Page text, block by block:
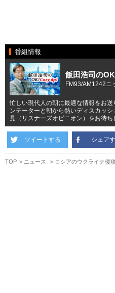
番組情報
飯田浩司の
FM93/AM1242
忙しい現代人の朝に最適な情報をお
ンテーターと朝から熱いディスカッ
見（リスナーズオピニオン）をお待ち
ツイートする シェア
TOP ニュース ロシアのウクライナ侵